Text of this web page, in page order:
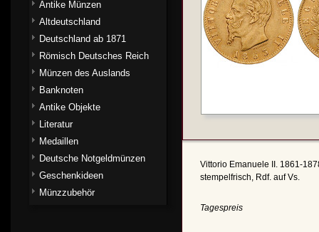
Vittorio Emanuele II. 1861-
stempelfrisch, Rdf. auf Vs.
Tagespreis
Antike Münzen
Altdeutschland
Deutschland ab 1871
Römisch Deutsches Reich
Münzen des Auslands
Banknoten
Antike Objekte
Literatur
Medaillen
Deutsche Notgeldmünzen
Geschenkideen
Münzzubehör